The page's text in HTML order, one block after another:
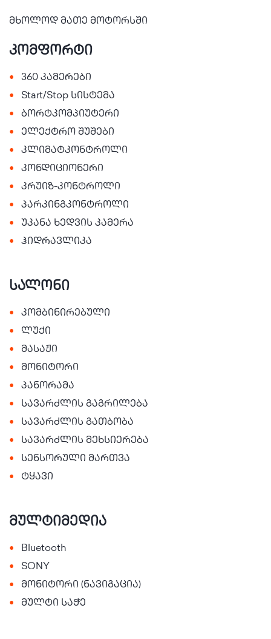
მხოლოდ მათე მოტორსში
კომფორტი
• 360 კამერები
• Start/Stop სისტემა
• ბორტკომპიუტერი
• ელექტრო შუშები
• კლიმატკონტროლი
• კონდიციონერი
• კრუიზ-კონტროლი
• პარკინგკონტროლი
• უკანა ხედვის კამერა
• ჰიდრავლიკა
სალონი
• კომბინირებული
• ლუქი
• მასაჟი
• მონიტორი
• პანორამა
• სავარძლის გაგრილება
• სავარძლის გათბობა
• სავარძლის მეხსიერება
• სენსორული მართვა
• ტყავი
მულტიმედია
• Bluetooth
• SONY
• მონიტორი (ნავიგაცია)
• მულტი საჭე